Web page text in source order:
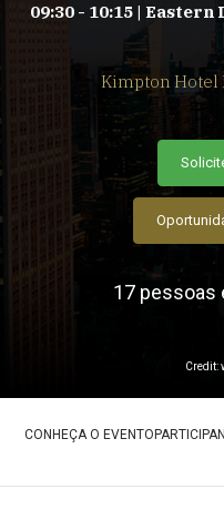
09:30 - 10:15 |
Kimpton Hotel
17 pessoas
Credit:
CONHEÇA O EVENTO